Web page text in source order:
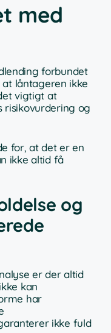
med
forbundet
at låntageren ikke
vigtigt at
risikovurdering og
for, at det er en
ikke altid få
og
er der altid
kan
har
ikke fuld